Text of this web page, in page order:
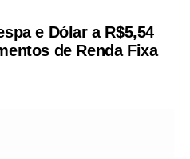
e Dólar a R$5,54
de Renda Fixa